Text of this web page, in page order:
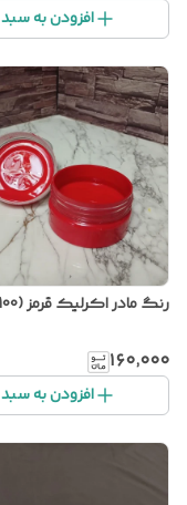
افزودن به سبد
رنگ مادر اکرلیک قرمز (100گرمی)
۱۶۰٬۰۰۰
افزودن به سبد